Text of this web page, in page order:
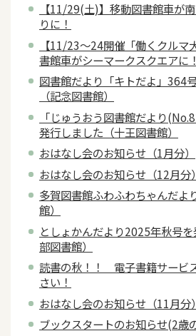
【11/29(土)】移動図書館車が
りに！
【11/23～24開催「働くクルマ
書館車がシーマークスクエアに！
図書館だより「キトだよ」364
（記念図書館）
「じゅうおう図書館だより
発行しました（十王図書館）
おはなし会のお知らせ（1月分）
おはなし会のお知らせ（12月分）
多賀図書館ふわふわちゃんだよ
館）
としょかんだより2025年秋号
部図書館）
読書の秋！！ 電子書籍サービ
さい！
おはなし会のお知らせ（11月分）
ブックスタートのお知らせ(2歳